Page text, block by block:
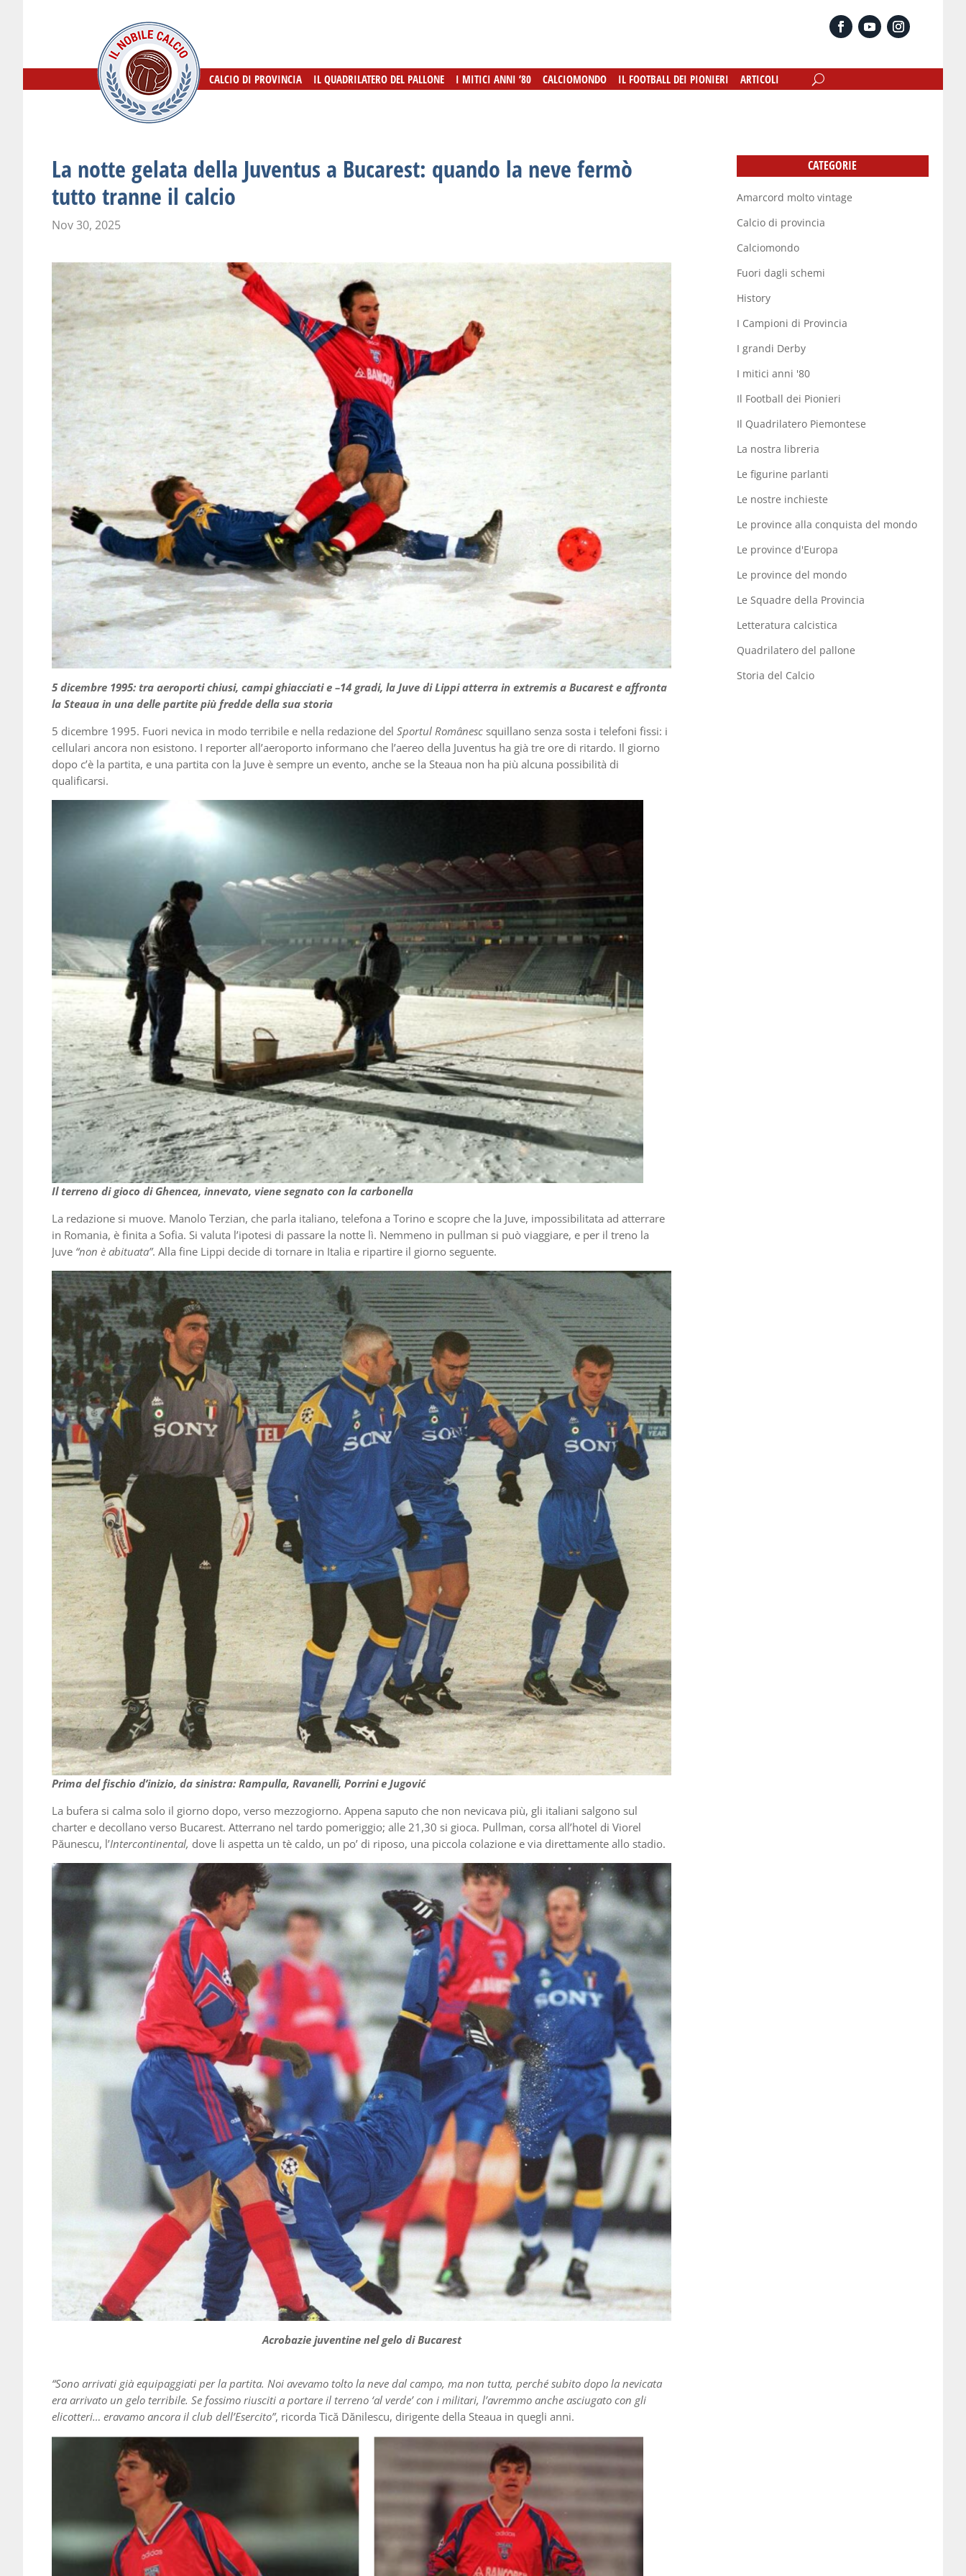
CALCIO DI PROVINCIA IL QUADRILATERO DEL PALLONE I MITICI ANNI ’80 CALCIOMONDO IL FOOTBALL DEI PIONIERI ARTICOLI
CALCIO DI PROVINCIA IL QUADRILATERO DEL PALLONE I MITICI ANNI ’80 CALCIOMONDO IL FOOTBALL DEI PIONIERI ARTICOLI
La notte gelata della Juventus a Bucarest: quando la neve fermò
tutto tranne il calcio
Nov 30, 2025
5 dicembre 1995: tra aeroporti chiusi, campi ghiacciati e –14 gradi, la Juve di Lippi atterra in extremis a Bucarest e affronta
la Steaua in una delle partite più fredde della sua storia
5 dicembre 1995. Fuori nevica in modo terribile e nella redazione del Sportul Românesc squillano senza sosta i telefoni fissi: i
cellulari ancora non esistono. I reporter all’aeroporto informano che l’aereo della Juventus ha già tre ore di ritardo. Il giorno
dopo c’è la partita, e una partita con la Juve è sempre un evento, anche se la Steaua non ha più alcuna possibilità di
qualificarsi.
Il terreno di gioco di Ghencea, innevato, viene segnato con la carbonella
La redazione si muove. Manolo Terzian, che parla italiano, telefona a Torino e scopre che la Juve, impossibilitata ad atterrare
in Romania, è finita a Sofia. Si valuta l’ipotesi di passare la notte lì. Nemmeno in pullman si può viaggiare, e per il treno la
Juve “non è abituata”. Alla fine Lippi decide di tornare in Italia e ripartire il giorno seguente.
Prima del fischio d’inizio, da sinistra: Rampulla, Ravanelli, Porrini e Jugović
La bufera si calma solo il giorno dopo, verso mezzogiorno. Appena saputo che non nevicava più, gli italiani salgono sul
charter e decollano verso Bucarest. Atterrano nel tardo pomeriggio; alle 21,30 si gioca. Pullman, corsa all’hotel di Viorel
Păunescu, l’Intercontinental, dove li aspetta un tè caldo, un po’ di riposo, una piccola colazione e via direttamente allo stadio.
Acrobazie juventine nel gelo di Bucarest
“Sono arrivati già equipaggiati per la partita. Noi avevamo tolto la neve dal campo, ma non tutta, perché subito dopo la nevicata
era arrivato un gelo terribile. Se fossimo riusciti a portare il terreno ‘al verde’ con i militari, l’avremmo anche asciugato con gli
elicotteri… eravamo ancora il club dell’Esercito”, ricorda Tică Dănilescu, dirigente della Steaua in quegli anni.
CATEGORIE
Amarcord molto vintage
Calcio di provincia
Calciomondo
Fuori dagli schemi
History
I Campioni di Provincia
I grandi Derby
I mitici anni '80
Il Football dei Pionieri
Il Quadrilatero Piemontese
La nostra libreria
Le figurine parlanti
Le nostre inchieste
Le province alla conquista del mondo
Le province d'Europa
Le province del mondo
Le Squadre della Provincia
Letteratura calcistica
Quadrilatero del pallone
Storia del Calcio